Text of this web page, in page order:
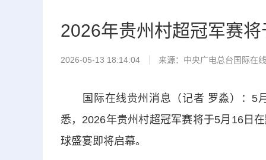
2026年贵州村超冠军赛
2026-05-13 18:14:04 来源：中央广电总台国际在线
国际在线贵州消息（记者 罗淼）：5月
悉，2026年贵州村超冠军赛将于5月16日
球盛宴即将启幕。